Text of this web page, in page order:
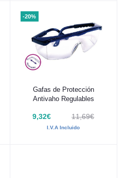
-20%
Añadir al carrito
Gafas de Protección
Antivaho Regulables
9,32€ 11,69€
I.V.A Incluido